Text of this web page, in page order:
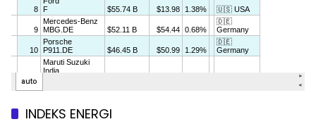
INDEKS ENERGI